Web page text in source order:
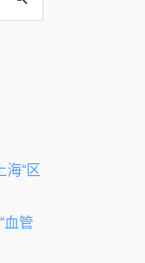
“区
管